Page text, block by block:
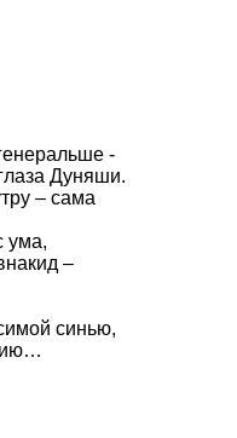
-
Дуняши.
– сама
ума,
–
синью,